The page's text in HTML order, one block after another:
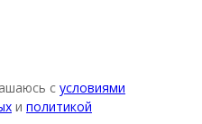
с условиями
и политикой